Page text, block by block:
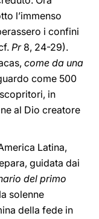
l’immenso
i confini
Pr8, 24-29).
come da una
come 500
in
al Dio creatore
Latina,
guidata dai
del primo
solenne
della fede in